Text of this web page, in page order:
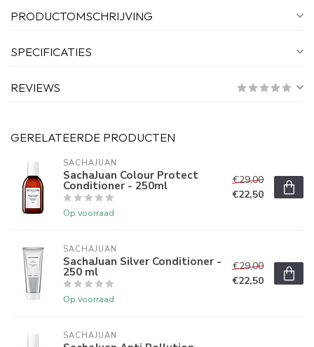
PRODUCTOMSCHRIJVING
SPECIFICATIES
REVIEWS
GERELATEERDE PRODUCTEN
SACHAJUAN
SachaJuan Colour Protect
Conditioner - 250ml
Op voorraad
€29,00
€22,50
SACHAJUAN
SachaJuan Silver Conditioner -
250 ml
Op voorraad
€29,00
€22,50
SACHAJUAN